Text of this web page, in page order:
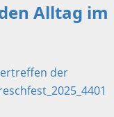
Alltag im
der